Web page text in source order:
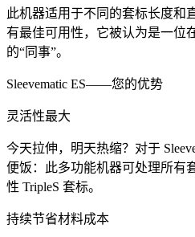
此机器适用于不同的套标长度和
有最佳可用性，它被认为是一位
的“同事”。
Sleevematic ES——您的优势
灵活性最大
今天拉伸，明天热缩？对于
便饭：此多功能机器可处理所
性 TripleS 套标。
持续节省材料成本